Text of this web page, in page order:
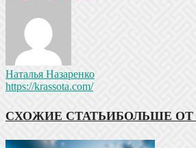
Наталья Назаренко
https://krassota.com/
СХОЖИЕ СТАТЬИБОЛЬШЕ ОТ